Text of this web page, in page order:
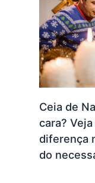
Ceia de
cara?
diferença
do